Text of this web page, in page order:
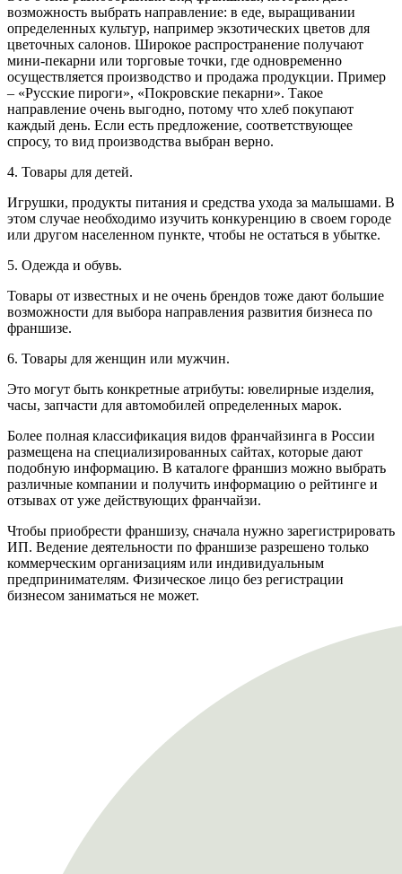
возможность выбрать направление: в еде, выращивании
определенных культур, например экзотических цветов для
цветочных салонов. Широкое распространение получают
мини-пекарни или торговые точки, где одновременно
осуществляется производство и продажа продукции. Пример
– «Русские пироги», «Покровские пекарни». Такое
направление очень выгодно, потому что хлеб покупают
каждый день. Если есть предложение, соответствующее
спросу, то вид производства выбран верно.
4. Товары для детей.
Игрушки, продукты питания и средства ухода за малышами. В
этом случае необходимо изучить конкуренцию в своем городе
или другом населенном пункте, чтобы не остаться в убытке.
5. Одежда и обувь.
Товары от известных и не очень брендов тоже дают большие
возможности для выбора направления развития бизнеса по
франшизе.
6. Товары для женщин или мужчин.
Это могут быть конкретные атрибуты: ювелирные изделия,
часы, запчасти для автомобилей определенных марок.
Более полная классификация видов франчайзинга в России
размещена на специализированных сайтах, которые дают
подобную информацию. В каталоге франшиз можно выбрать
различные компании и получить информацию о рейтинге и
отзывах от уже действующих франчайзи.
Чтобы приобрести франшизу, сначала нужно зарегистрировать
ИП. Ведение деятельности по франшизе разрешено только
коммерческим организациям или индивидуальным
предпринимателям. Физическое лицо без регистрации
бизнесом заниматься не может.